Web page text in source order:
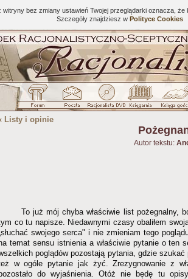
bez zmiany ustawień Twojej przeglądarki oznacza,
Szczegóły znajdziesz w Polityce Cookies
Listy i opinie
Autor tekstu:
To już mój chyba właściwie list pożegnalny,
co tu napisze. Niedawnymi czasy obaliłem
swojego serca" i nie zmieniam tego
temat sensu istnienia a właściwie pytanie o ten
poglądów pozostają pytania, gdzie
w ogóle pytanie jak żyć. Zrezygnowanie z
do wyjaśnienia. Otóż nie będę tu